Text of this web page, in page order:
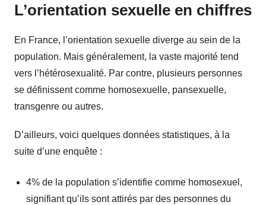
L’orientation sexuelle en chiffres
En France, l’orientation sexuelle diverge au sein de la
population. Mais généralement, la vaste majorité tend
vers l’hétérosexualité. Par contre, plusieurs personnes
se définissent comme homosexuelle, pansexuelle,
transgenre ou autres.
D’ailleurs, voici quelques données statistiques, à la
suite d’une enquête :
4% de la population s’identifie comme homosexuel,
signifiant qu’ils sont attirés par des personnes du